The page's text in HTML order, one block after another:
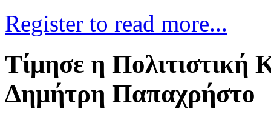
Register to read more...
Τίμησε η Πολιτιστική
Δημήτρη Παπαχρήστο